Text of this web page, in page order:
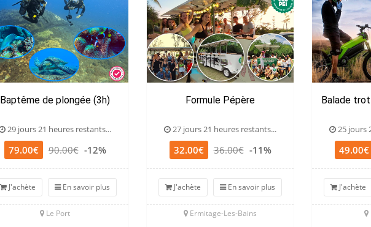
Baptême de plongée (3h)
29 jours 21 heures restants...
79.00€ 90.00€ -12%
J'achète En savoir plus
Le Port
Formule Pépère
27 jours 21 heures restants...
32.00€ 36.00€ -11%
J'achète En savoir plus
Ermitage-Les-Bains
Balade
25 jours
49.00€
J'achète